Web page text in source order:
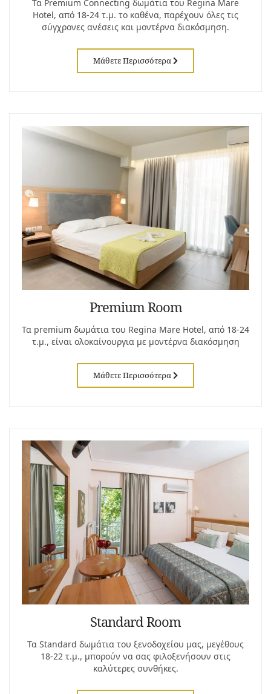
Τα Premium Connecting δωμάτια του Regina Mare
Hotel, από 18-24 τ.μ. το καθένα, παρέχουν όλες τις
σύγχρονες ανέσεις και μοντέρνα διακόσμηση.
Μάθετε Περισσότερα
Premium Room
Τα premium δωμάτια του Regina Mare Hotel, από 18-24
τ.μ., είναι ολοκαίνουργια με μοντέρνα διακόσμηση
Μάθετε Περισσότερα
Standard Room
Τα Standard δωμάτια του ξενοδοχείου μας, μεγέθους
18-22 τ.μ., μπορούν να σας φιλοξενήσουν στις
καλύτερες συνθήκες.